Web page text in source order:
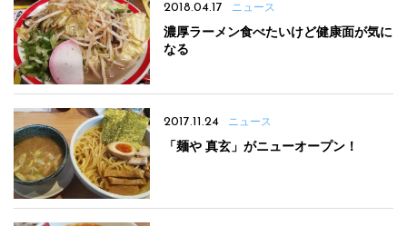
2018.04.17 ニュース
濃厚ラーメン食べたいけど健康面が気に
なる
2017.11.24 ニュース
「麺や 真玄」がニューオープン！